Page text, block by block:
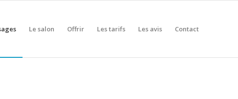
Le salon Offrir Les tarifs Les avis Contact